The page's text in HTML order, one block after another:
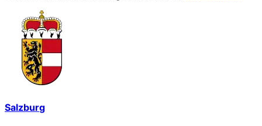
Salzburg